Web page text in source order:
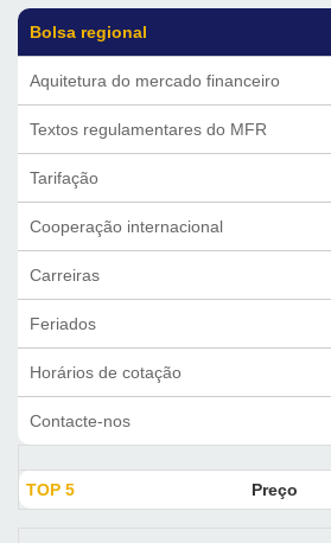
Bolsa regional
Aquitetura do mercado financeiro
Textos regulamentares do MFR
Tarifação
Cooperação internacional
Carreiras
Feriados
Horários de cotação
Contacte-nos
TOP 5 Preço